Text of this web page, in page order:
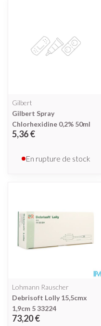
Gilbert
Gilbert Spray
Chlorhexidine 0,2% 50ml
5,36 €
En rupture de stock
Lohmann Rauscher
Debrisoft Lolly 15,5cmx
1,9cm 5 33224
73,20 €